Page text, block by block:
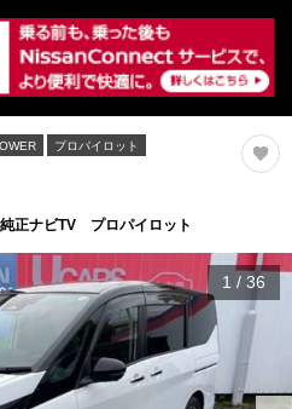
プロパイロット
正ナビTV プロパイロット
1 / 36